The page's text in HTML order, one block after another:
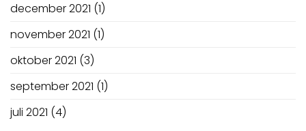
december 2021 (1)
november 2021 (1)
oktober 2021 (3)
september 2021 (1)
juli 2021 (4)